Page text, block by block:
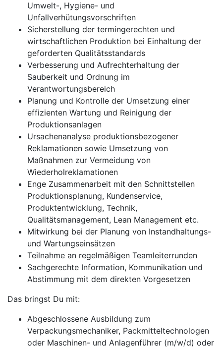
Umwelt-, Hygiene- und
Unfallverhütungsvorschriften
Sicherstellung der termingerechten und
wirtschaftlichen Produktion bei Einhaltung der
geforderten Qualitätsstandards
Verbesserung und Aufrechterhaltung der
Sauberkeit und Ordnung im
Verantwortungsbereich
Planung und Kontrolle der Umsetzung einer
effizienten Wartung und Reinigung der
Produktionsanlagen
Ursachenanalyse produktionsbezogener
Reklamationen sowie Umsetzung von
Maßnahmen zur Vermeidung von
Wiederholreklamationen
Enge Zusammenarbeit mit den Schnittstellen
Produktionsplanung, Kundenservice,
Produktentwicklung, Technik,
Qualitätsmanagement, Lean Management etc.
Mitwirkung bei der Planung von Instandhaltungs-
und Wartungseinsätzen
Teilnahme an regelmäßigen Teamleiterrunden
Sachgerechte Information, Kommunikation und
Abstimmung mit dem direkten Vorgesetzen
Das bringst Du mit:
Abgeschlossene Ausbildung zum
Verpackungsmechaniker, Packmitteltechnologen
oder Maschinen- und Anlagenführer (m/w/d) oder